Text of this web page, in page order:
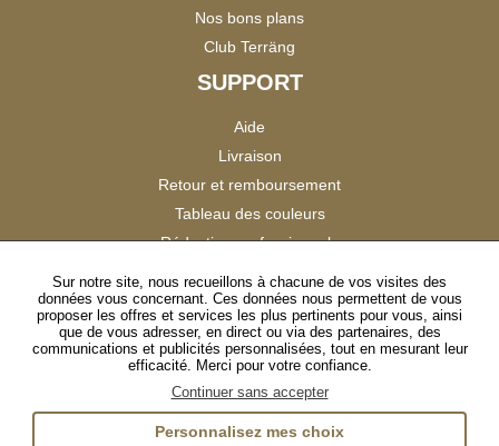
Nos bons plans
Club Terräng
SUPPORT
Aide
Livraison
Retour et remboursement
Tableau des couleurs
Réduction professionnels
Catalogues
Satisfaction Clients
SUIVEZ-NOUS
Sur notre site, nous recueillons à chacune de vos visites des
données vous concernant. Ces données nous permettent de vous
proposer les offres et services les plus pertinents pour vous, ainsi
que de vous adresser, en direct ou via des partenaires, des
communications et publicités personnalisées, tout en mesurant leur
efficacité. Merci pour votre confiance.
Continuer sans accepter
Personnalisez mes choix